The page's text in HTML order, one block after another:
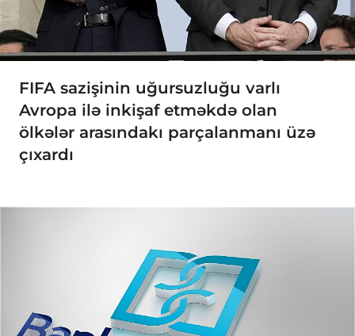
FIFA sazişinin uğursuzluğu varlı
Avropa ilə inkişaf etməkdə olan
ölkələr arasındakı parçalanmanı üzə
çıxardı